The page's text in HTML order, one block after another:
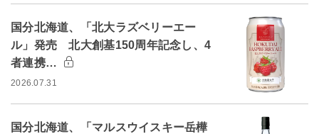
国分北海道、「北大ラズベリーエー
ル」発売 北大創基150周年記念し、4
者連携…
2026.07.31
国分北海道、「マルスウイスキー岳樺